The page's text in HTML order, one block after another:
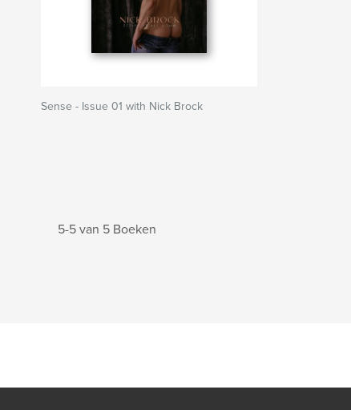
Sense - Issue 01 with Nick Brock
5-5 van 5 Boeken